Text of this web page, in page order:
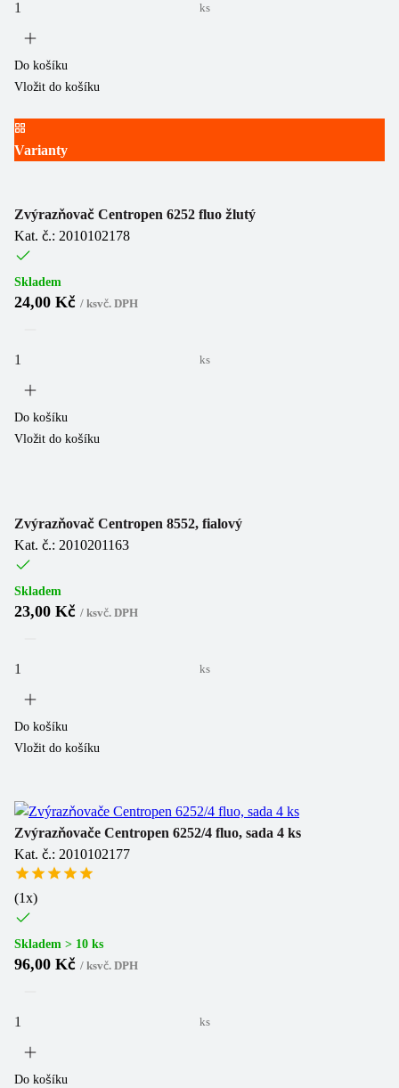
ks
Do košíku
Vložit do košíku
Varianty
Zvýrazňovač Centropen 6252 fluo žlutý
Kat. č.: 2010102178
Skladem
24,00 Kč / ksvč. DPH
ks
Do košíku
Vložit do košíku
Zvýrazňovač Centropen 8552, fialový
Kat. č.: 2010201163
Skladem
23,00 Kč / ksvč. DPH
ks
Do košíku
Vložit do košíku
Zvýrazňovače Centropen 6252/4 fluo, sada 4 ks
Kat. č.: 2010102177
(1x)
Skladem > 10 ks
96,00 Kč / ksvč. DPH
ks
Do košíku